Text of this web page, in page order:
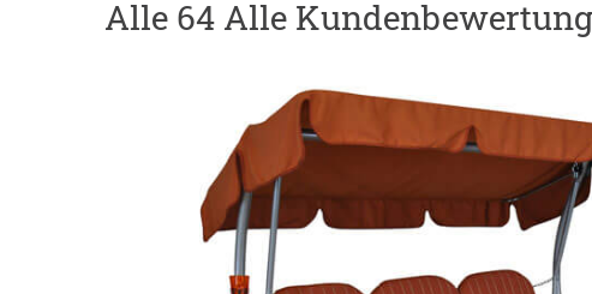
Alle 64 Alle